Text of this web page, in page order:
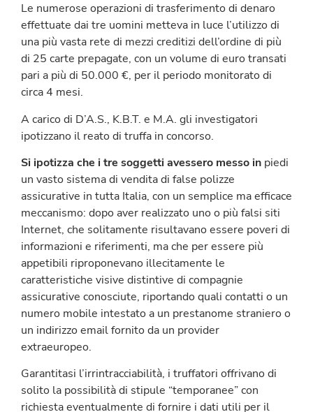
Le numerose operazioni di trasferimento di denaro
effettuate dai tre uomini metteva in luce l’utilizzo di
una più vasta rete di mezzi creditizi dell’ordine di più
di 25 carte prepagate, con un volume di euro transati
pari a più di 50.000 €, per il periodo monitorato di
circa 4 mesi.
A carico di D’A.S., K.B.T. e M.A. gli investigatori
ipotizzano il reato di truffa in concorso.
Si ipotizza che i tre soggetti avessero messo in piedi
un vasto sistema di vendita di false polizze
assicurative in tutta Italia, con un semplice ma efficace
meccanismo: dopo aver realizzato uno o più falsi siti
Internet, che solitamente risultavano essere poveri di
informazioni e riferimenti, ma che per essere più
appetibili riproponevano illecitamente le
caratteristiche visive distintive di compagnie
assicurative conosciute, riportando quali contatti o un
numero mobile intestato a un prestanome straniero o
un indirizzo email fornito da un provider
extraeuropeo.
Garantitasi l’irrintracciabilità, i truffatori offrivano di
solito la possibilità di stipule “temporanee” con
richiesta eventualmente di fornire i dati utili per il